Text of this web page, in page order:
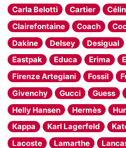
Carla Belotti
Cartier
Clairefontaine
Coach
Dakine
Delsey Desigual
Eastpak
Educa Erima
Firenze Artegiani
Fossil
Givenchy
Gucci Guess
Helly Hansen
Hermès
Kappa
Karl Lagerfeld
Lacoste
Lamarthe